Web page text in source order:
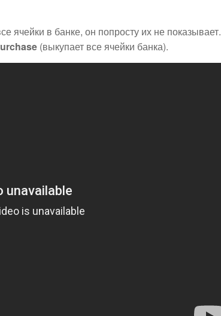
ячейки в банке, он попросту их не показывает.
(выкупает все ячейки банка).